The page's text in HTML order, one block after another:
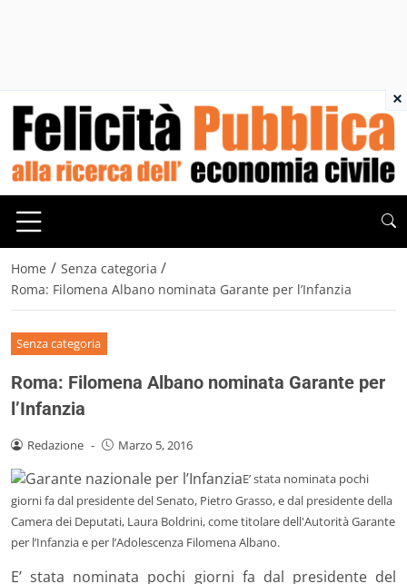
Home / Senza categoria /
Roma: Filomena Albano nominata Garante per l’Infanzia
Senza categoria
Roma: Filomena Albano nominata Garante per
l’Infanzia
Redazione - Marzo 5, 2016
E’ stata nominata pochi
giorni fa dal presidente del Senato, Pietro Grasso, e dal presidente della
Camera dei Deputati, Laura Boldrini, come titolare dell'Autorità Garante
per l’Infanzia e per l’Adolescenza Filomena Albano.
E’ stata nominata pochi giorni fa dal presidente del
×